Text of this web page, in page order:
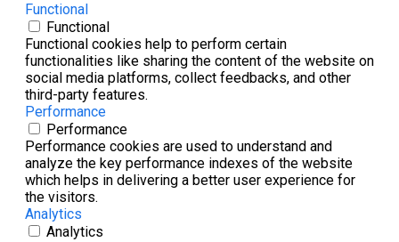
Functional
Functional
Functional cookies help to perform certain
functionalities like sharing the content of the website on
social media platforms, collect feedbacks, and other
third-party features.
Performance
Performance
Performance cookies are used to understand and
analyze the key performance indexes of the website
which helps in delivering a better user experience for
the visitors.
Analytics
Analytics